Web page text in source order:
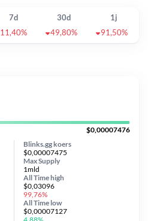
7d 30d
1j
11,40% 49,80% 91,50%
$0,00007476
Blinks.gg koers
$0,00007475
Max Supply
1mld
All Timehigh
$0,03096
99,76%
All Time low
$0,00007127